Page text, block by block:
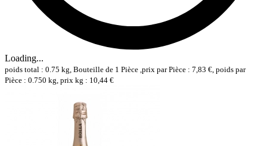
Loading...
poids total : 0.75 kg, Bouteille de 1 Pièce ,prix par Pièce : 7,83 €, poids par
Pièce : 0.750 kg, prix kg : 10,44 €